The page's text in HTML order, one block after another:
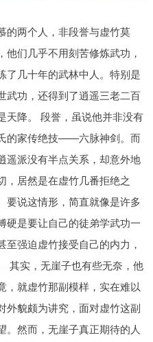
的两个人，非段誉与虚竹莫
们几乎不用刻苦修炼武功，
了几十年的武林中人。特别是
武功，还得到了逍遥三老二百
天降。 段誉，虽说他并非没有
的家传绝技——六脉神剑。而
遥派没有半点关系，却意外地
，居然是在虚竹几番拒绝之
要说这情形，简直就像是许多
硬是要让自己的徒弟学武功一
强迫虚竹接受自己的内力，
其实，无崖子也有些无奈，他
，就虚竹那副模样，实在难以
外貌颇为讲究，面对虚竹这副
。然而，无崖子真正期待的人